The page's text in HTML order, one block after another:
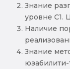
Знание
уровне С1.
Наличие
Знание
юзабилити-